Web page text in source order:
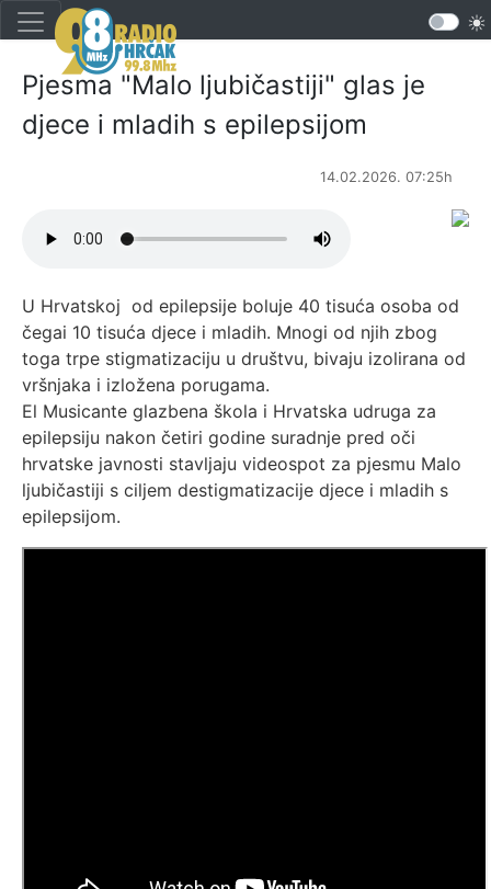
Pjesma "Malo ljubičastiji" glas je
djece i mladih s epilepsijom
14.02.2026. 07:25h
U Hrvatskoj od epilepsije boluje 40 tisuća osoba od
čegai 10 tisuća djece i mladih. Mnogi od njih zbog
toga trpe stigmatizaciju u društvu, bivaju izolirana od
vršnjaka i izložena porugama.
El Musicante glazbena škola i Hrvatska udruga za
epilepsiju nakon četiri godine suradnje pred oči
hrvatske javnosti stavljaju videospot za pjesmu Malo
ljubičastiji s ciljem destigmatizacije djece i mladih s
epilepsijom.